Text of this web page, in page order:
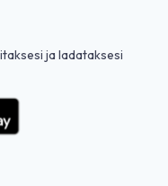
ja ladataksesi